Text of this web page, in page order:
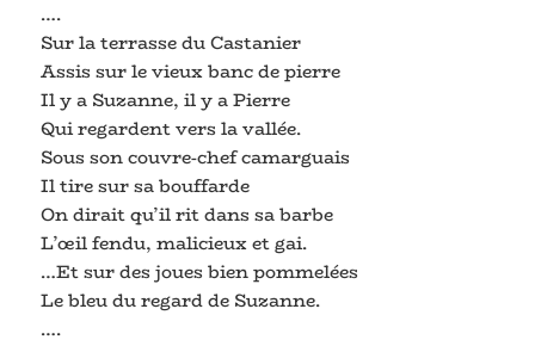
….
Sur la terrasse du Castanier
Assis sur le vieux banc de pierre
Il y a Suzanne, il y a Pierre
Qui regardent vers la vallée.
Sous son couvre-chef camarguais
Il tire sur sa bouffarde
On dirait qu’il rit dans sa barbe
L’œil fendu, malicieux et gai.
…Et sur des joues bien pommelées
Le bleu du regard de Suzanne.
….